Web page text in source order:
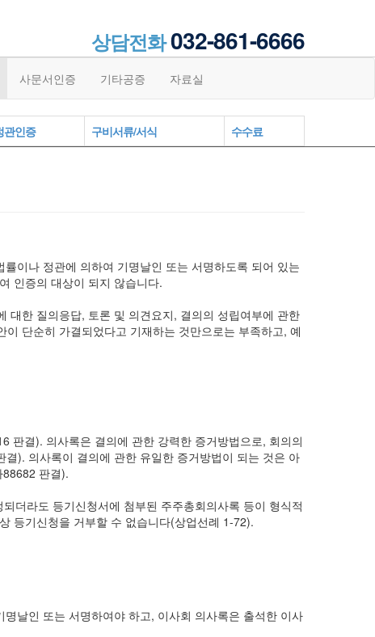
상담전화032-861-6666
사문서인증 기타공증 자료실
관인증 구비서류/서식 수수료
이나 정관에 의하여 기명날인 또는 서명하도록 되어 있는
인증의 대상이 되지 않습니다.
대한 질의응답, 토론 및 의견요지, 결의의 성립여부에 관한
단순히 가결되었다고 기재하는 것만으로는 부족하고, 예
판결). 의사록은 결의에 관한 강력한 증거방법으로, 회의의
). 의사록이 결의에 관한 유일한 증거방법이 되는 것은 아
판결).
더라도 등기신청서에 첨부된 주주총회의사록 등이 형식적
등기신청을 거부할 수 없습니다(상업선례 1-72).
날인 또는 서명하여야 하고, 이사회 의사록은 출석한 이사